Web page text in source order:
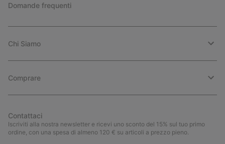
Domande frequenti
Chi Siamo
Comprare
Contattaci
Iscriviti alla nostra newsletter e ricevi uno sconto del 15% sul tuo primo
ordine, con una spesa di almeno 120 € su articoli a prezzo pieno.